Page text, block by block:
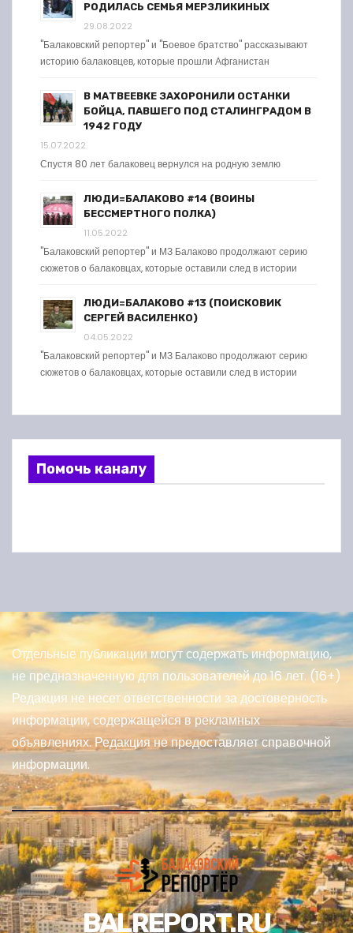
РОДИЛАСЬ СЕМЬЯ МЕРЗЛИКИНЫХ
29.08.2022
"Балаковский репортер" и "Боевое братство" рассказывают
историю балаковцев, которые прошли Афганистан
В МАТВЕЕВКЕ ЗАХОРОНИЛИ ОСТАНКИ
БОЙЦА, ПАВШЕГО ПОД СТАЛИНГРАДОМ В
1942 ГОДУ
15.07.2022
Спустя 80 лет балаковец вернулся на родную землю
ЛЮДИ=БАЛАКОВО #14 (ВОИНЫ
БЕССМЕРТНОГО ПОЛКА)
11.05.2022
"Балаковский репортер" и МЗ Балаково продолжают серию
сюжетов о балаковцах, которые оставили след в истории
ЛЮДИ=БАЛАКОВО #13 (ПОИСКОВИК
СЕРГЕЙ ВАСИЛЕНКО)
04.05.2022
"Балаковский репортер" и МЗ Балаково продолжают серию
сюжетов о балаковцах, которые оставили след в истории
Помочь каналу
Отдельные публикации могут содержать информацию,
не предназначенную для пользователей до 16 лет. (16+)
Редакция не несет ответственности за достоверность
информации, содержащейся в рекламных
объявлениях. Редакция не предоставляет справочной
информации.
BALREPORT.RU